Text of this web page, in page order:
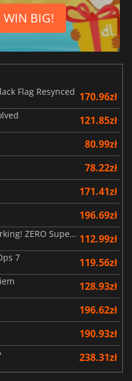
WIN BIG!
Flag Resynced 170.96zł
121.85zł
80.99zł
78.22zł
171.41zł
196.69zł
DRAGON BALL Sparking! ZERO Super Limit Breaking NEO 112.99zł
7 119.56zł
128.93zł
196.62zł
190.93zł
238.31zł